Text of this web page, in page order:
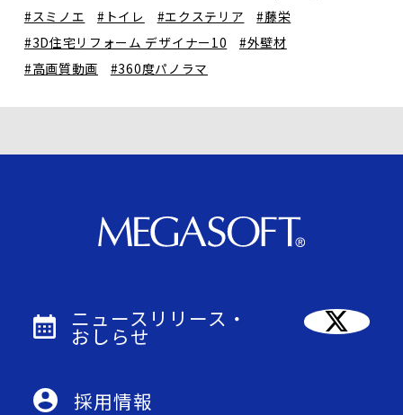
#スミノエ
#トイレ #エクステリア
#藤栄
#3D住宅リフォーム デザイナー10
#外壁材
#高画質動画
#360度パノラマ
ニュースリリース・
おしらせ
採用情報